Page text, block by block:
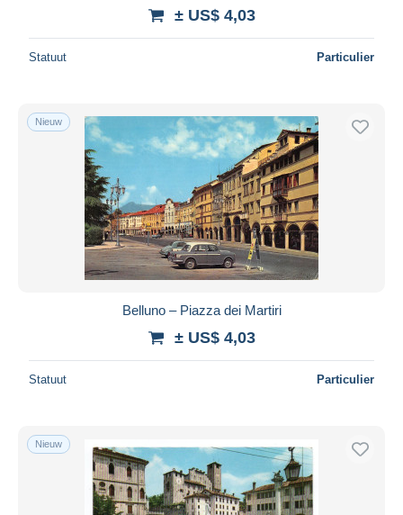
± US$ 4,03
Statuut Particulier
Nieuw
Belluno – Piazza dei Martiri
± US$ 4,03
Statuut Particulier
Nieuw